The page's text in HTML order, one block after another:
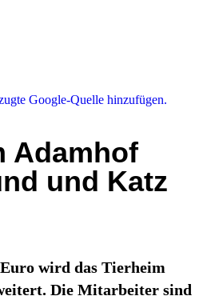
Google-Quelle hinzufügen.
Adamhof
und Katz
wird das Tierheim
Die Mitarbeiter sind